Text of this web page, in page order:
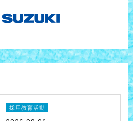
採用教育活動